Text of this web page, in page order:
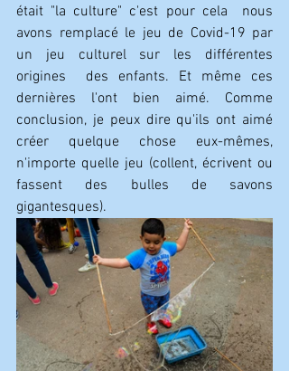
était "la culture" c'est pour cela  nous
avons remplacé le jeu de Covid-19 par
un jeu culturel sur les différentes
origines  des enfants. Et même ces
dernières l'ont bien aimé. Comme
conclusion, je peux dire qu'ils ont aimé
créer quelque chose eux-mêmes,
n'importe quelle jeu (collent, écrivent ou
fassent des bulles de savons
gigantesques).